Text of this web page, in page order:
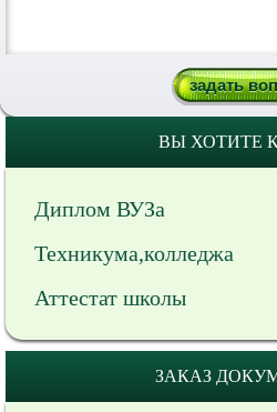
ВЫ ХОТИТЕ
Диплом ВУЗа
Техникума,колледжа
Аттестат школы
ЗАКАЗ